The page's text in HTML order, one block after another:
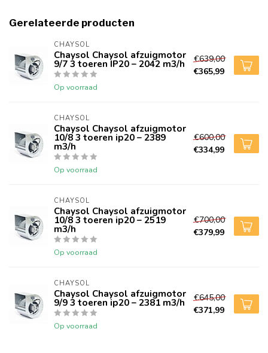
Gerelateerde producten
CHAYSOL
Chaysol Chaysol afzuigmotor
9/7 3 toeren IP20 – 2042 m3/h
Op voorraad
€639,00
€365,99
CHAYSOL
Chaysol Chaysol afzuigmotor
10/8 3 toeren ip20 – 2389
m3/h
Op voorraad
€600,00
€334,99
CHAYSOL
Chaysol Chaysol afzuigmotor
10/8 3 toeren ip20 – 2519
m3/h
Op voorraad
€700,00
€379,99
CHAYSOL
Chaysol Chaysol afzuigmotor
9/9 3 toeren ip20 – 2381 m3/h
Op voorraad
€645,00
€371,99